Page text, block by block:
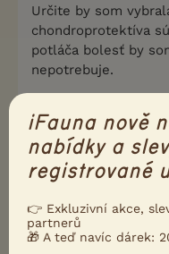
Určite by som
chondroprotektíva
potláča bolesť by
nepotrebuje.
0
Kvalitní
Nahlásit
Citovat
Dobrý den,tak mám
iFauna nově
nabídky a
registrované
👉 Exkluzivní akce,
partnerů
🎁 A teď navíc dárek: